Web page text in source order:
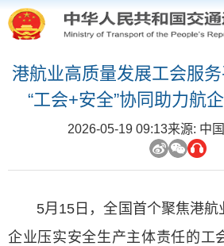
港航业高质量发展工会服
“工会+安全”协同助力航
2026-05-19 09:13来源: 中
5月15日，全国首个聚焦港
企业压实安全生产主体责任的